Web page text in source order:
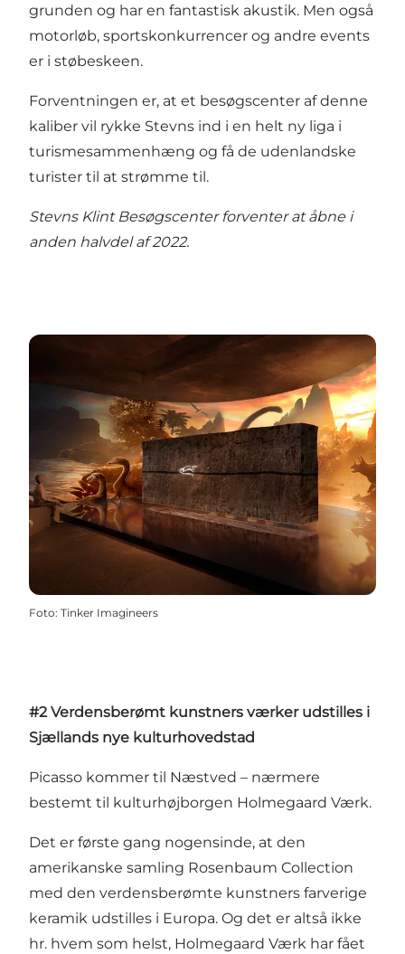
grunden og har en fantastisk akustik. Men også
motorløb, sportskonkurrencer og andre events
er i støbeskeen.
Forventningen er, at et besøgscenter af denne
kaliber vil rykke Stevns ind i en helt ny liga i
turismesammenhæng og få de udenlandske
turister til at strømme til.
Stevns Klint Besøgscenter forventer at åbne i
anden halvdel af 2022.
Foto: Tinker Imagineers
#2 Verdensberømt kunstners værker udstilles i
Sjællands nye kulturhovedstad
Picasso kommer til Næstved – nærmere
bestemt til kulturhøjborgen Holmegaard Værk.
Det er første gang nogensinde, at den
amerikanske samling Rosenbaum Collection
med den verdensberømte kunstners farverige
keramik udstilles i Europa. Og det er altså ikke
hr. hvem som helst, Holmegaard Værk har fået